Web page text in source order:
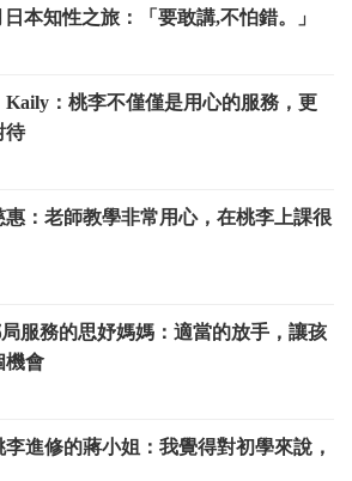
本知性之旅：「要敢講,不怕錯。」
：桃李不僅僅是用心的服務，更
待
：老師教學非常用心，在桃李上課很
服務的思妤媽媽：適當的放手，讓孩
機會
進修的蔣小姐：我覺得對初學來說，